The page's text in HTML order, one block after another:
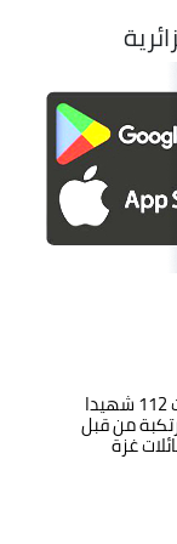
العفو الدولية: انتشال رفات 112 شهيدا
من قبل
غزة